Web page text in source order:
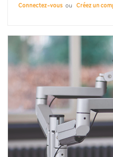
Connectez-vous ou Créez un